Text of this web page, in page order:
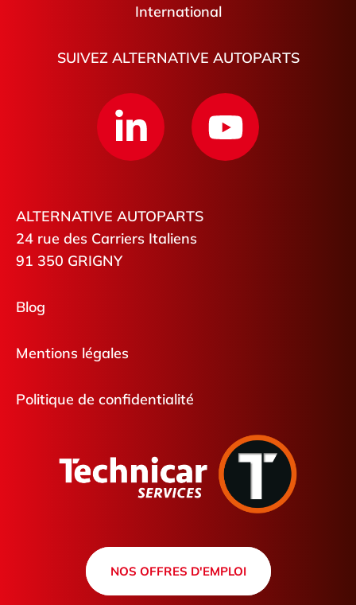
International
SUIVEZ ALTERNATIVE AUTOPARTS
ALTERNATIVE AUTOPARTS
24 rue des Carriers Italiens
91 350 GRIGNY
Blog
Mentions légales
Politique de confidentialité
NOS OFFRES D'EMPLOI